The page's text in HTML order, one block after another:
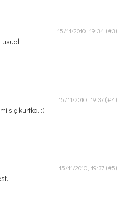
15/11/2010, 19:34
usual!
15/11/2010, 19:37
się kurtka. :)
15/11/2010, 19:37